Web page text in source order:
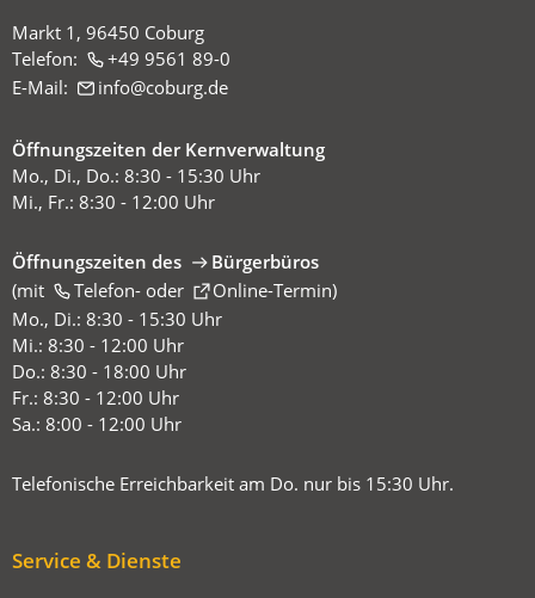
Markt 1, 96450 Coburg
Telefon:
+49 9561 89-0
E-Mail:
info coburg de
Öffnungszeiten der Kernverwaltung
Mo., Di., Do.: 8:30 - 15:30 Uhr
Mi., Fr.: 8:30 - 12:00 Uhr
Öffnungszeiten des
Bürgerbüros
(mit
Telefon-oder Online-Termin
(Öffnet
in
einem
neuen
Tab)
)
Mo., Di.: 8:30 - 15:30 Uhr
Mi.: 8:30 - 12:00 Uhr
Do.: 8:30 - 18:00 Uhr
Fr.: 8:30 - 12:00 Uhr
Sa.: 8:00 - 12:00 Uhr
Telefonische Erreichbarkeit am Do. nur bis 15:30 Uhr.
Service & Dienste